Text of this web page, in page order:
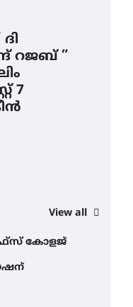
റജബ് ”
7
View all
മഴ ലഭിച്ചു
നിന്നും
എം കെ
” ദി
കോളജ്